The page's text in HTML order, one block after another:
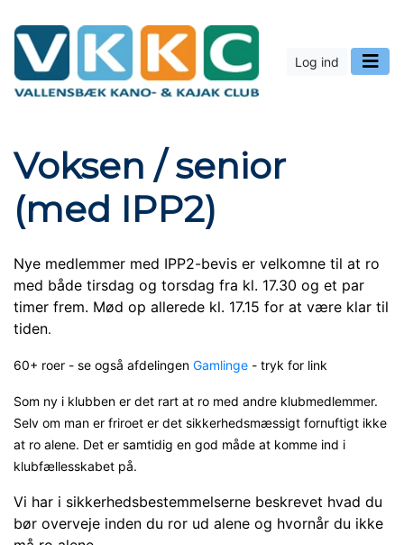
Log ind
Voksen / senior
(med IPP2)
Nye medlemmer med IPP2-bevis er velkomne til at ro
med både tirsdag og torsdag fra kl. 17.30 og et par
timer frem. Mød op allerede kl. 17.15 for at være klar til
tiden.
60+ roer - se også afdelingen Gamlinge - tryk for link
Som ny i klubben er det rart at ro med andre klubmedlemmer.
Selv om man er friroet er det sikkerhedsmæssigt fornuftigt ikke
at ro alene. Det er samtidig en god måde at komme ind i
klubfællesskabet på.
Vi har i sikkerhedsbestemmelserne beskrevet hvad du
bør overveje inden du ror ud alene og hvornår du ikke